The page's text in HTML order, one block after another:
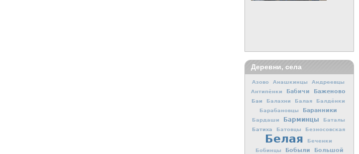
Деревни, села
Азово Анашкинцы
Андреевцы
Антипёнки
Бабичи Баженово
Баи Балахни Балая
Балдёнки
Барабановцы
Баранники
Бардаши Барминцы Баталы
Батиха Батовцы Безносовская
Белая
Беченки
Бобинцы
Бобыли
Большой